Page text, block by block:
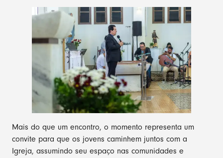
Mais do que um encontro, o momento representa um
convite para que os jovens caminhem juntos com a
Igreja, assumindo seu espaço nas comunidades e